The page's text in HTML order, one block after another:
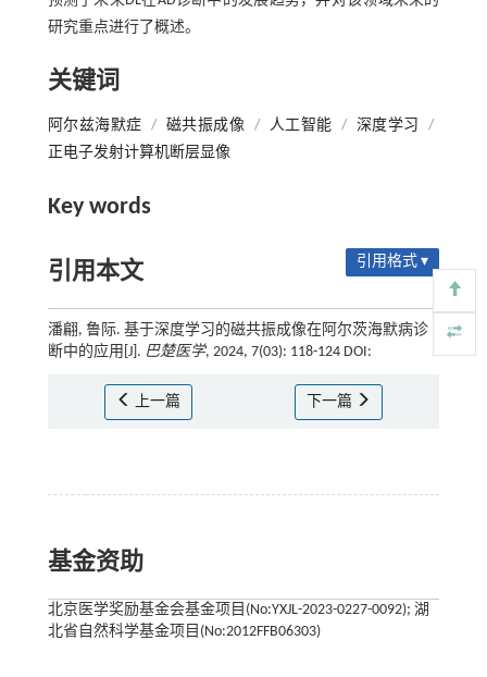
研究重点进行了概述。
关键词
阿尔兹海默症 / 磁共振成像 / 人工智能 / 深度学习
/
正电子发射计算机断层显像
Key words
引用本文 引用格式 ▾
潘翩, 鲁际. 基于深度学习的磁共振成像在阿尔茨海默病诊
断中的应用[J]. 巴楚医学, 2024, 7(03): 118-124 DOI:
上一篇 下一篇
基金资助
北京医学奖励基金会基金项目(No:YXJL-2023-0227-0092); 湖
北省自然科学基金项目(No:2012FFB06303)